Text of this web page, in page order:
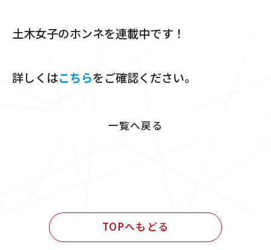
土木女子のホンネを連載中です！
詳しくはこちらをご確認ください。
一覧へ戻る
TOPへもどる